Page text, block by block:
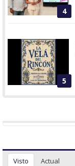
4
5
Visto Actual